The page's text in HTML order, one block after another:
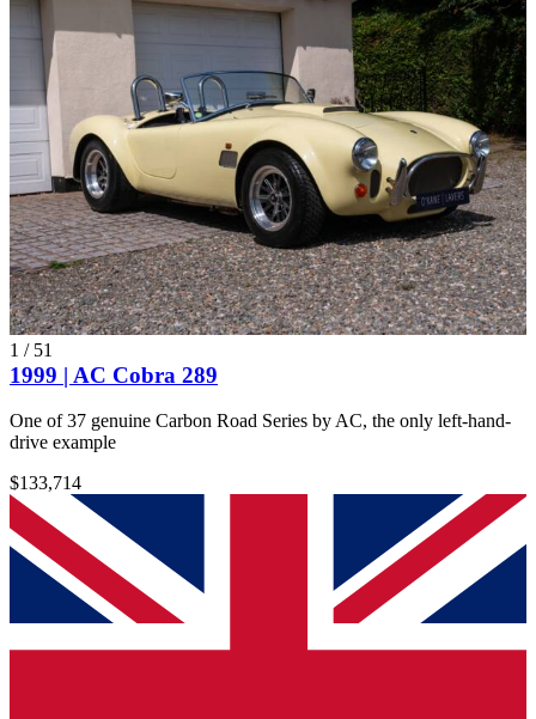
1 / 51
1999 | AC Cobra 289
One of 37 genuine Carbon Road Series by AC, the only left-hand-
drive example
$133,714